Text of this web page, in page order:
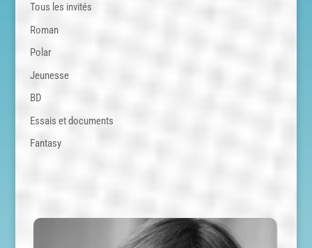
Tous les invités
Roman
Polar
Jeunesse
BD
Essais et documents
Fantasy